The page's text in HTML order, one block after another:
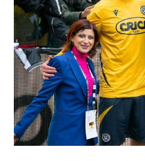
Calendari e Risultati
Classifiche